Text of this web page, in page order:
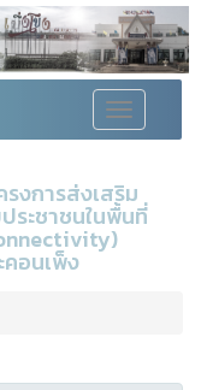
Toggle
navigation
งการส่งเสริม
ระชาชนในพื้นที่
คอนเพ็ง